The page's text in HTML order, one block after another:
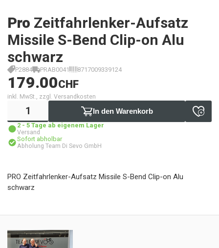
Pro Zeitfahrlenker-Aufsatz
Missile S-Bend Clip-on Alu
schwarz
P2884 PRAB0041 8717009339124
179.00CHF
inkl. MwSt., zzgl. Versandkosten
In den Warenkorb
2 - 5 Tage ab eigenem Lager
Versand
Sofort abholbar
Abholung Team Di Sevo GmbH
PRO Zeitfahrlenker-Aufsatz Missile S-Bend Clip-on Alu
schwarz